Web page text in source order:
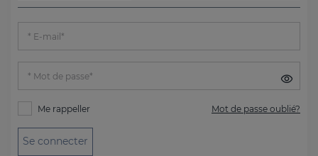
E-mail*
Mot de passe*
Me rappeller Mot de passe oublié?
Se connecter